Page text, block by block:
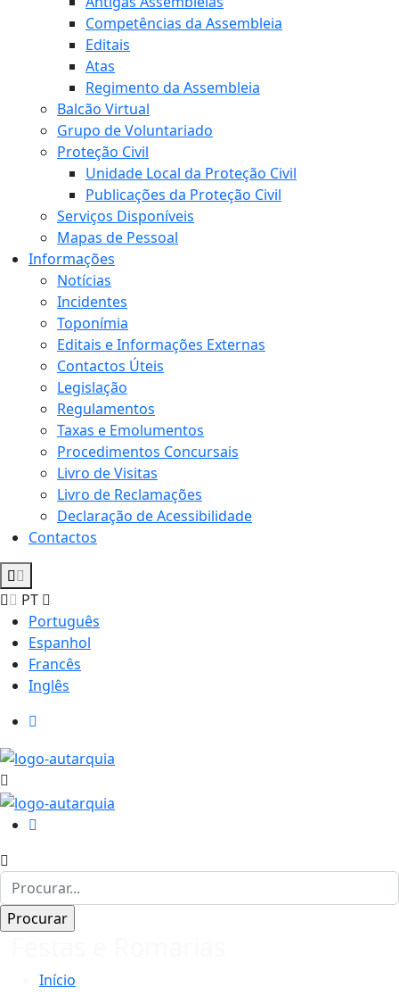
Competências da Assembleia
Editais
Atas
Regimento da Assembleia
Balcão Virtual
Grupo de Voluntariado
Proteção Civil
Unidade Local da Proteção Civil
Publicações da Proteção Civil
Serviços Disponíveis
Mapas de Pessoal
Informações
Notícias
Incidentes
Toponímia
Editais e Informações Externas
Contactos Úteis
Legislação
Regulamentos
Taxas e Emolumentos
Procedimentos Concursais
Livro de Visitas
Livro de Reclamações
Declaração de Acessibilidade
Contactos
PT
Português
Espanhol
Francês
Inglês
Início